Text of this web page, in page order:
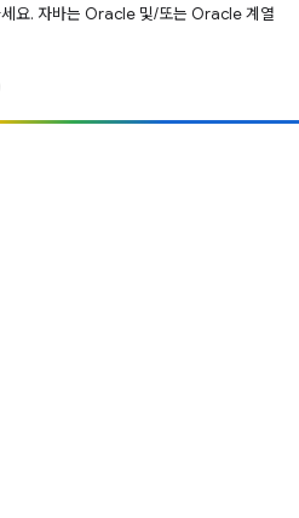
요. 자바는 Oracle 및/또는 Oracle 계열